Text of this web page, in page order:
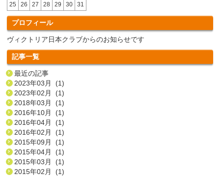
25
26 27 28 29 30 31
プロフィール
ヴィクトリア日本クラブからのお知らせです
記事一覧
最近の記事
2023年03月 (1)
2023年02月 (1)
2018年03月 (1)
2016年10月 (1)
2016年04月 (1)
2016年02月 (1)
2015年09月 (1)
2015年04月 (1)
2015年03月 (1)
2015年02月 (1)